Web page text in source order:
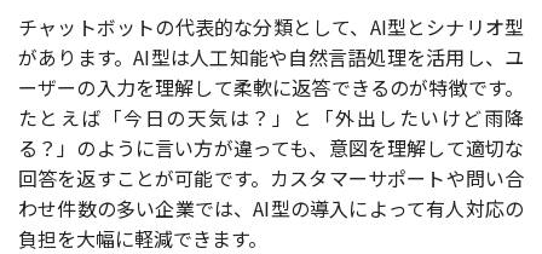
チャットボットの代表的な分類として、AI型とシナリオ型
があります。AI型は人工知能や自然言語処理を活用し、ユ
ーザーの入力を理解して柔軟に返答できるのが特徴です。
たとえば「今日の天気は？」と「外出したいけど雨降
る？」のように言い方が違っても、意図を理解して適切な
回答を返すことが可能です。カスタマーサポートや問い合
わせ件数の多い企業では、AI型の導入によって有人対応の
負担を大幅に軽減できます。